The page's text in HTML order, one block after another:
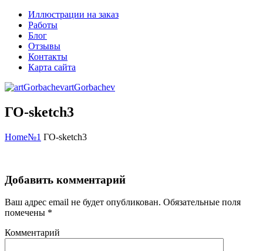
Иллюстрации на заказ
Работы
Блог
Отзывы
Контакты
Карта сайта
artGorbachev
ГО-sketch3
Home№1 ГО-sketch3
Добавить комментарий
Ваш адрес email не будет опубликован. Обязательные поля
помечены *
Комментарий